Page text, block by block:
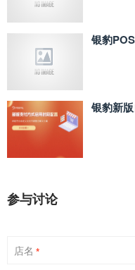
银豹
银豹新
参与讨论
店名 *